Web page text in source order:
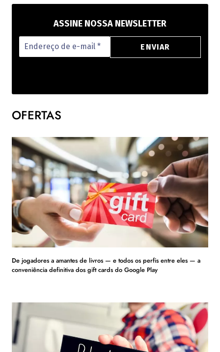
ASSINE NOSSA NEWSLETTER
OFERTAS
De jogadores a amantes de livros — e todos os perfis entre eles — a
conveniência definitiva dos gift cards do Google Play